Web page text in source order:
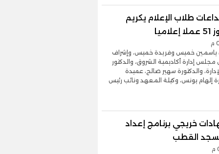
طلاب الإعلام يكريم
ياسمين خميس وفريدة خميس، وإشراف
مجلس إدارة أكاديمية الشروق، والدكتور
والدكتورة سهير صالح، عميدة
إلهام يونس، وكيلة المعهد ونائب رئيس
خريجي برنامج إعداد
القطب